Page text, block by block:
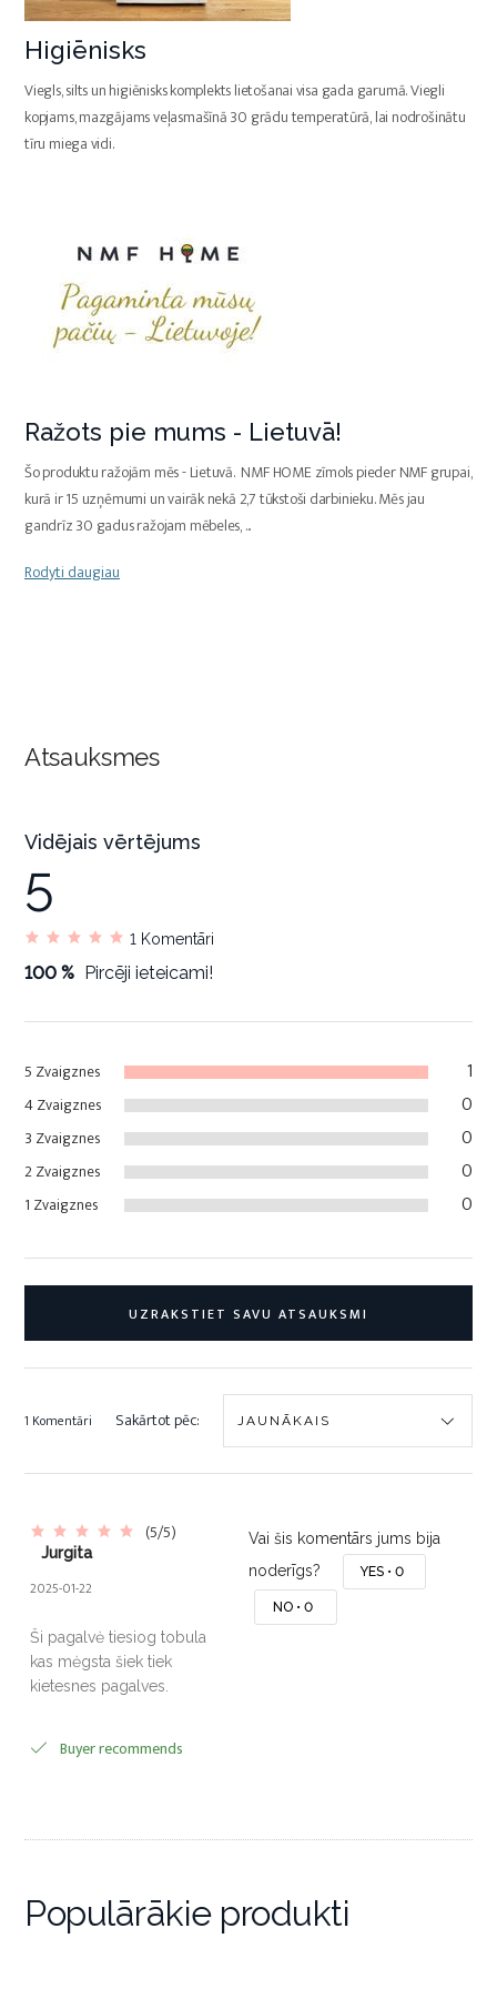
Higiēnisks
Viegls, silts un higiēnisks komplekts lietošanai visa gada garumā. Viegli
kopjams, mazgājams veļasmašīnā 30 grādu temperatūrā, lai nodrošinātu
tīru miega vidi.
Ražots pie mums - Lietuvā!
Šo produktu ražojām mēs - Lietuvā. NMF HOME zīmols pieder NMF grupai,
kurā ir 15 uzņēmumi un vairāk nekā 2,7 tūkstoši darbinieku. Mēs jau
gandrīz 30 gadus ražojam mēbeles,...
Rodyti daugiau
Atsauksmes
5 Zvaigznes 1
4 Zvaigznes 0
3 Zvaigznes 0
2 Zvaigznes 0
1 Zvaigznes 0
Vidējais vērtējums
5
1 Komentāri
100 % Pircēji ieteicami!
UZRAKSTIET SAVU ATSAUKSMI
1 Komentāri Sakārtot pēc:
(5/5)
Jurgita
2025-01-22
Ši pagalvė tiesiog tobula
kas mėgsta šiek tiek
kietesnes pagalves.
Buyer recommends
Vai šis komentārs jums bija
noderīgs?
YES •0
NO •0
Populārākie produkti